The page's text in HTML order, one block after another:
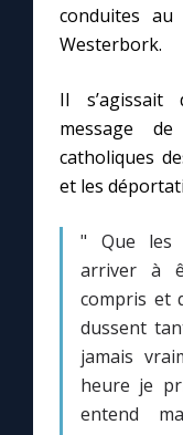
conduites au
Westerbork.
Il s’agissait
message
catholiques
et les
" Que les
arriver à
compris et
dussent
jamais
heure je
entend